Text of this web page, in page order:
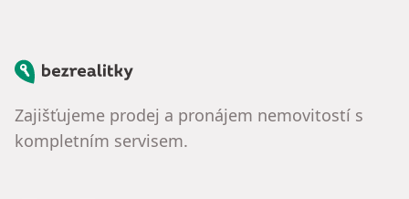
Bezrealitky
Zajišťujeme prodej a pronájem nemovitostí s
kompletním servisem.